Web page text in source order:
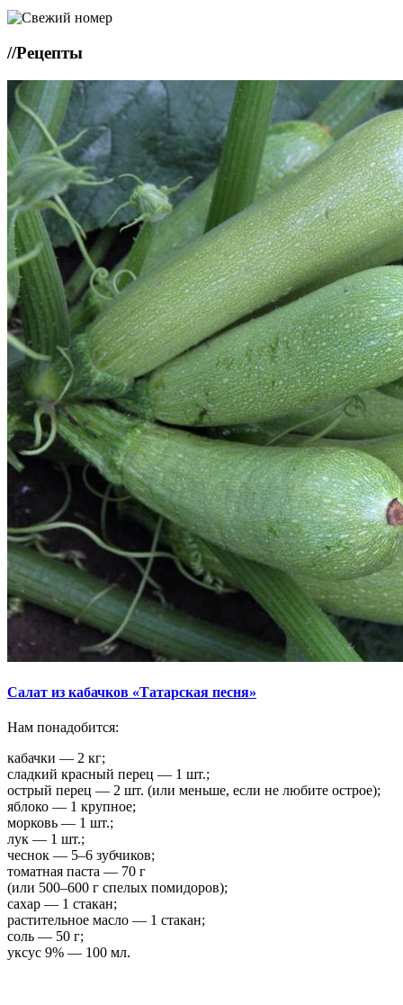
//Рецепты
Салат из кабачков «Татарская песня»
Нам понадобится:
кабачки — 2 кг;
сладкий красный перец — 1 шт.;
острый перец — 2 шт. (или меньше, если не любите острое);
яблоко — 1 крупное;
морковь — 1 шт.;
лук — 1 шт.;
чеснок — 5–6 зубчиков;
томатная паста — 70 г
(или 500–600 г спелых помидоров);
сахар — 1 стакан;
растительное масло — 1 стакан;
соль — 50 г;
уксус 9% — 100 мл.